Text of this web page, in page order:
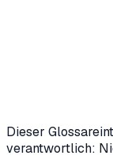
Dieser
verantwortlich: